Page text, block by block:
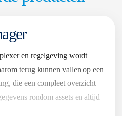
en regelgeving wordt
terug kunnen vallen op een
die een compleet overzicht
rondom assets en altijd